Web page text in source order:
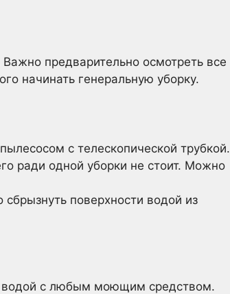
предварительно осмотреть все
начинать генеральную уборку.
с телескопической трубкой.
ради одной уборки не стоит. Можно
поверхности водой из
водой с любым моющим средством.